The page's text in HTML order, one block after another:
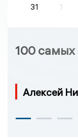
31
1
100
Алексей